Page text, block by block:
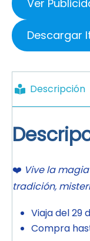
Ver
Descargar
Descripción
❤️ Vive la
tradición,
Viaja del 29
Compra